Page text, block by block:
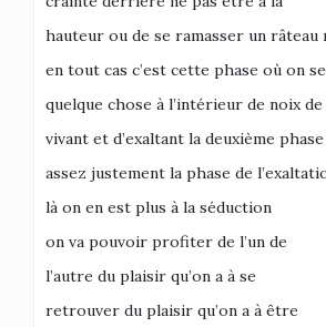
hauteur ou de se ramasser un râteau
en tout cas c’est cette phase où on
quelque chose à l’intérieur de noix de
vivant et d’exaltant la deuxième phase
assez justement la phase de
là on en est plus à la séduction
on va pouvoir profiter de l’un de
l’autre du plaisir qu’on a à se
retrouver du plaisir qu’on a à être